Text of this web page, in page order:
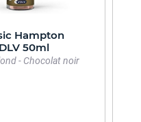
Hampton
50ml
- Chocolat noir